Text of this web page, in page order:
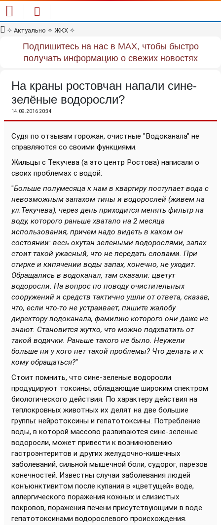
✧ Актуально ✧ ЖКХ ✧
Подпишитесь на нас в MAX, чтобы быстро
получать информацию о свежих новостях
На краны ростовчан напали сине-
зелёные водоросли?
14.09.2016 20:34
Судя по отзывам горожан, очистные "Водоканала" не
справляются со своими функциями.
Жильцы с Текучева (а это центр Ростова) написали о
своих проблемах с водой:
"Больше полумесяца к нам в квартиру поступает вода с
невозможным запахом тины и водорослей (живем на
ул.Текучева), через день приходится менять фильтр на
воду, которого раньше хватало на 2 месяца
использования, причем надо видеть в каком он
состоянии: весь окутан зелеными водорослями, запах
стоит такой ужасный, что не передать словами. При
стирке и кипячении воды запах, конечно, не уходит.
Обращались в водоканал, там сказали: цветут
водоросли. На вопрос по поводу очистительных
сооружений и средств тактично ушли от ответа, сказав,
что, если что-то не устраивает, пишите жалобу
директору водоканала, фамилию которого они даже не
знают. Становится жутко, что можно подхватить от
такой водички. Раньше такого не было. Неужели
больше ни у кого нет такой проблемы? Что делать и к
кому обращаться?"
Стоит помнить, что сине-зеленые водоросли
продуцируют токсины, обладающие широким спектром
биологического действия. По характеру действия на
теплокровных животных их делят на две большие
группы: нейротоксины и гепатотоксины. Потребление
воды, в которой массово развиваются сине-зеленые
водоросли, может привести к возникновению
гастроэнтеритов и других желудочно-кишечных
заболеваний, сильной мышечной боли, судорог, парезов
конечностей. Известны случаи заболевания людей
конъюнктивитом после купания в «цветущей» воде,
аллергического поражения кожных и слизистых
покровов, поражения печени присутствующими в воде
гепатотоксинами водорослевого происхождения.